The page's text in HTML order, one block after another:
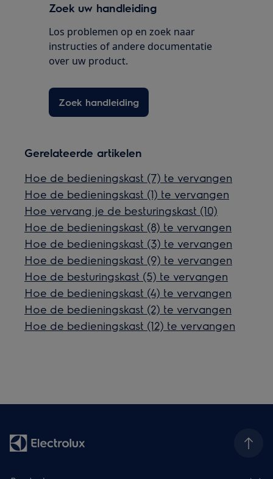
Zoek uw handleiding
Los problemen op en zoek naar
instructies of andere documentatie
over uw product.
Zoek handleiding
Gerelateerde artikelen
Hoe de bedieningskast (7) te vervangen
Hoe de bedieningskast (1) te vervangen
Hoe vervang je de besturingskast (10)
Hoe de bedieningskast (8) te vervangen
Hoe de bedieningskast (3) te vervangen
Hoe de bedieningskast (9) te vervangen
Hoe de besturingskast (5) te vervangen
Hoe de bedieningskast (4) te vervangen
Hoe de bedieningskast (2) te vervangen
Hoe de bedieningskast (12) te vervangen